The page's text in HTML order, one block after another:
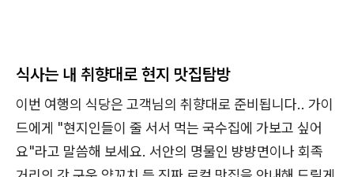
식사는 내 취향대로 현지 맛집탐방
이번 여행의 식당은 고객님의 취향대로 준비됩니다.. 가이
드에게 "현지인들이 줄 서서 먹는 국수집에 가보고 싶어
요"라고 말씀해 보세요. 서안의 명물인 뱡뱡면이나 회족